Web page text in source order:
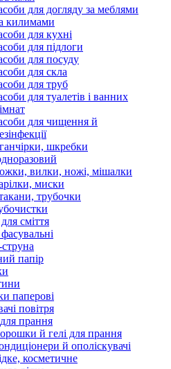
для догляду за меблями
килимами
для кухні
для підлоги
для посуду
для скла
для труб
для туалетів і ванних
для чищення й
шкребки
вилки, ножі, мішалки
миски
трубочки
сміття
папір
паперові
повітря
прання
й гелі для прання
й ополіскувачі
косметичне